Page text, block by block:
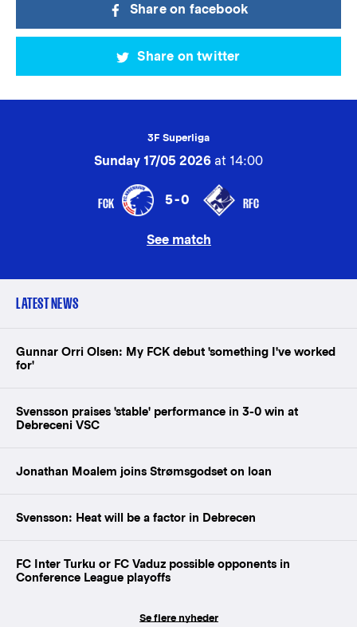
Share on facebook
Share on twitter
3F Superliga
Sunday 17/05 2026 at 14:00
FCK 5-0 RFC
See match
LATEST NEWS
Gunnar Orri Olsen: My FCK debut 'something I've worked
for'
Svensson praises 'stable' performance in 3-0 win at
Debreceni VSC
Jonathan Moalem joins Strømsgodset on loan
Svensson: Heat will be a factor in Debrecen
FC Inter Turku or FC Vaduz possible opponents in
Conference League playoffs
Se flere nyheder